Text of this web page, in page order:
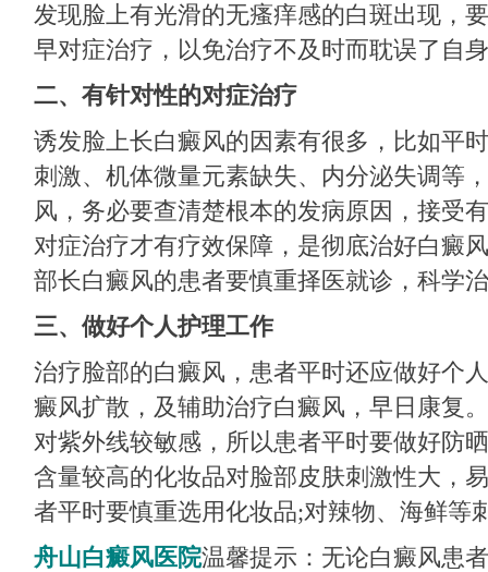
发现脸上有光滑的无瘙痒感的白斑出现，
早对症治疗，以免治疗不及时而耽误了自
二、有针对性的对症治疗
诱发脸上长白癜风的因素有很多，比如平
刺激、机体微量元素缺失、内分泌失调等
风，务必要查清楚根本的发病原因，接受
对症治疗才有疗效保障，是彻底治好白癜
部长白癜风的患者要慎重择医就诊，科学
三、做好个人护理工作
治疗脸部的白癜风，患者平时还应做好个
癜风扩散，及辅助治疗白癜风，早日康复
对紫外线较敏感，所以患者平时要做好防
含量较高的化妆品对脸部皮肤刺激性大，
者平时要慎重选用化妆品;对辣物、海鲜等
舟山白癜风医院温馨提示：无论白癜风患